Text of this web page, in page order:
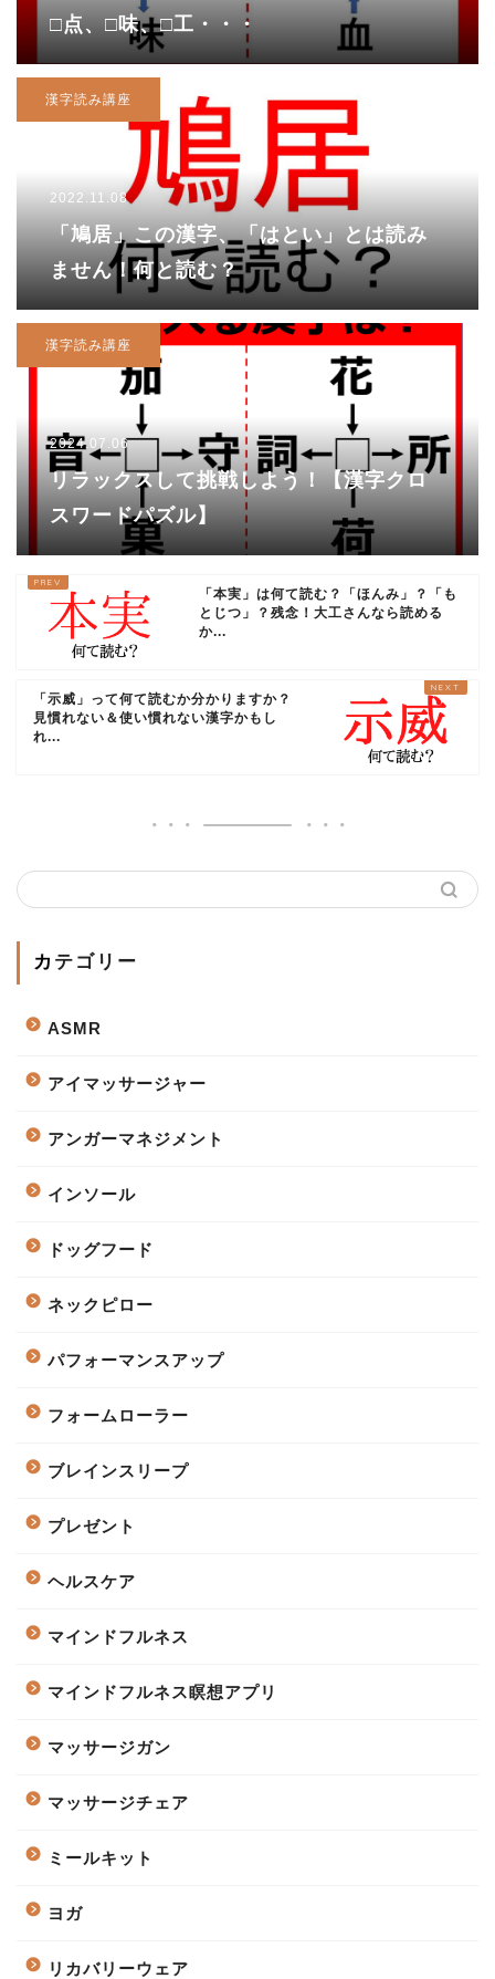
□点、□味、□工・・・
漢字読み講座
2022.11.08
「鳩居」この漢字、「はとい」とは読み
ません！何と読む？
漢字読み講座
2024.07.06
リラックスして挑戦しよう！【漢字クロ
スワードパズル】
「本実」は何て読む？「ほんみ」？「も
とじつ」？残念！大工さんなら読める
か...
「示威」って何て読むか分かりますか？
見慣れない＆使い慣れない漢字かもし
れ...
カテゴリー
ASMR
アイマッサージャー
アンガーマネジメント
インソール
ドッグフード
ネックピロー
パフォーマンスアップ
フォームローラー
ブレインスリープ
プレゼント
ヘルスケア
マインドフルネス
マインドフルネス瞑想アプリ
マッサージガン
マッサージチェア
ミールキット
ヨガ
リカバリーウェア